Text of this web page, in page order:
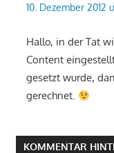
10. Dezember 2012
Hallo, in der Tat
Content
gesetzt wurde,
gerechnet.
KOMMENTAR